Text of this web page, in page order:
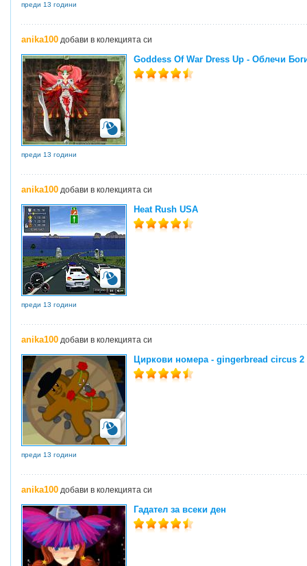
преди 13 години
anika100 добави в колекцията си
Goddess Of War Dress Up - Облечи
преди 13 години
anika100 добави в колекцията си
Heat Rush USA
преди 13 години
anika100 добави в колекцията си
Циркови номера - gingerbread circus 2
преди 13 години
anika100 добави в колекцията си
Гадател за всеки ден